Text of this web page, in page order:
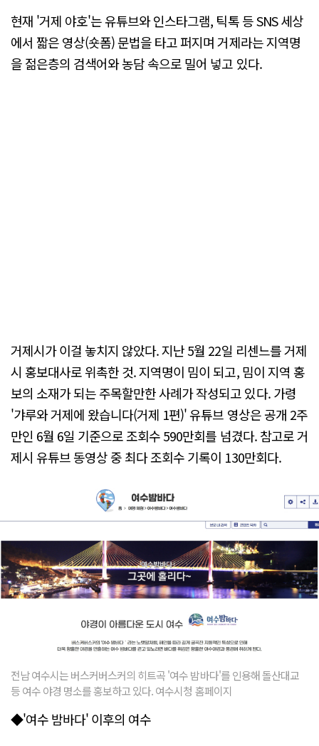
현재 '거제 야호'는 유튜브와 인스타그램, 틱톡 등 SNS 세상
에서 짧은 영상(숏폼) 문법을 타고 퍼지며 거제라는 지역명
을 젊은층의 검색어와 농담 속으로 밀어 넣고 있다.
거제시가 이걸 놓치지 않았다. 지난 5월 22일 리센느를 거제
시 홍보대사로 위촉한 것. 지역명이 밈이 되고, 밈이 지역 홍
보의 소재가 되는 주목할만한 사례가 작성되고 있다. 가령
'갸루와 거제에 왔습니다(거제 1편)' 유튜브 영상은 공개 2주
만인 6월 6일 기준으로 조회수 590만회를 넘겼다. 참고로 거
제시 유튜브 동영상 중 최다 조회수 기록이 130만회다.
전남 여수시는 버스커버스커의 히트곡 '여수 밤바다'를 인용해 돌산대교
등 여수 야경 명소를 홍보하고 있다. 여수시청 홈페이지
◆'여수 밤바다' 이후의 여수